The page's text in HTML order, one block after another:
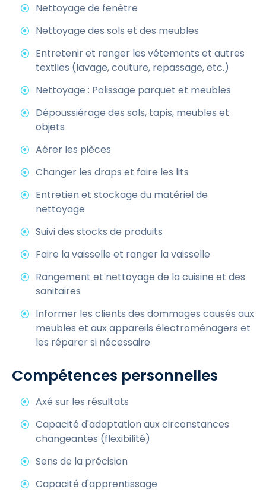
Nettoyage de fenêtre
Nettoyage des sols et des meubles
Entretenir et ranger les vêtements et autres
textiles (lavage, couture, repassage, etc.)
Nettoyage : Polissage parquet et meubles
Dépoussiérage des sols, tapis, meubles et
objets
Aérer les pièces
Changer les draps et faire les lits
Entretien et stockage du matériel de
nettoyage
Suivi des stocks de produits
Faire la vaisselle et ranger la vaisselle
Rangement et nettoyage de la cuisine et des
sanitaires
Informer les clients des dommages causés aux
meubles et aux appareils électroménagers et
les réparer si nécessaire
Compétences personnelles
Axé sur les résultats
Capacité d'adaptation aux circonstances
changeantes (flexibilité)
Sens de la précision
Capacité d'apprentissage